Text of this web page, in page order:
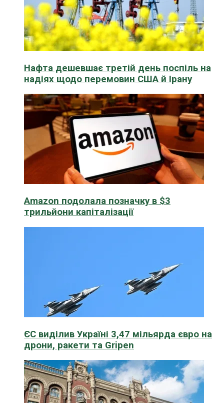
Нафта дешевшає третій день поспіль на
надіях щодо перемовин США й Ірану
Amazon подолала позначку в $3
трильйони капіталізації
ЄС виділив Україні 3,47 мільярда євро на
дрони, ракети та Gripen